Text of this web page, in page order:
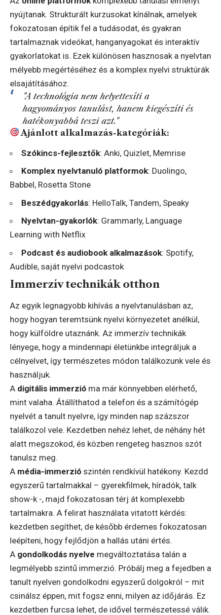
nyújtanak. Strukturált kurzusokat kínálnak, amelyek
fokozatosan építik fel a tudásodat, és gyakran
tartalmaznak videókat, hanganyagokat és interaktív
gyakorlatokat is. Ezek különösen hasznosak a nyelvtan
mélyebb megértéséhez és a komplex nyelvi struktúrák
elsajátításához.
"A technológia nem helyettesíti a
hagyományos tanulást, hanem kiegészíti és
hatékonyabbá teszi azt."
Ajánlott alkalmazás-kategóriák:
Szókincs-fejlesztők: Anki, Quizlet, Memrise
Komplex nyelvtanuló platformok: Duolingo,
Babbel, Rosetta Stone
Beszédgyakorlás: HelloTalk, Tandem, Speaky
Nyelvtan-gyakorlók: Grammarly, Language
Learning with Netflix
Podcast és audiobook alkalmazások: Spotify,
Audible, saját nyelvi podcastok
Immerzív technikák otthon
Az egyik legnagyobb kihívás a nyelvtanulásban az,
hogy hogyan teremtsünk nyelvi környezetet anélkül,
hogy külföldre utaznánk. Az immerzív technikák
lényege, hogy a mindennapi életünkbe integráljuk a
célnyelvet, így természetes módon találkozunk vele és
használjuk.
A digitális immerzió ma már könnyebben elérhető,
mint valaha. Átállíthatod a telefon és a számítógép
nyelvét a tanult nyelvre, így minden nap százszor
találkozol vele. Kezdetben nehéz lehet, de néhány hét
alatt megszokod, és közben rengeteg hasznos szót
tanulsz meg.
A média-immerzió szintén rendkívül hatékony. Kezdd
egyszerű tartalmakkal – gyerekfilmek, híradók, talk
show-k -, majd fokozatosan térj át komplexebb
tartalmakra. A felirat használata vitatott kérdés:
kezdetben segíthet, de később érdemes fokozatosan
leépíteni, hogy fejlődjön a hallás utáni értés.
A gondolkodás nyelve megváltoztatása talán a
legmélyebb szintű immerzió. Próbálj meg a fejedben a
tanult nyelven gondolkodni egyszerű dolgokról – mit
csinálsz éppen, mit fogsz enni, milyen az időjárás. Ez
kezdetben furcsa lehet, de idővel természetessé válik.